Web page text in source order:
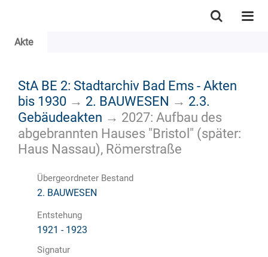
Akte
StA BE 2: Stadtarchiv Bad Ems - Akten
bis 1930 → 2. BAUWESEN → 2.3.
Gebäudeakten → 2027: Aufbau des
abgebrannten Hauses "Bristol" (später:
Haus Nassau), Römerstraße
Übergeordneter Bestand
2. BAUWESEN
Entstehung
1921 - 1923
Signatur